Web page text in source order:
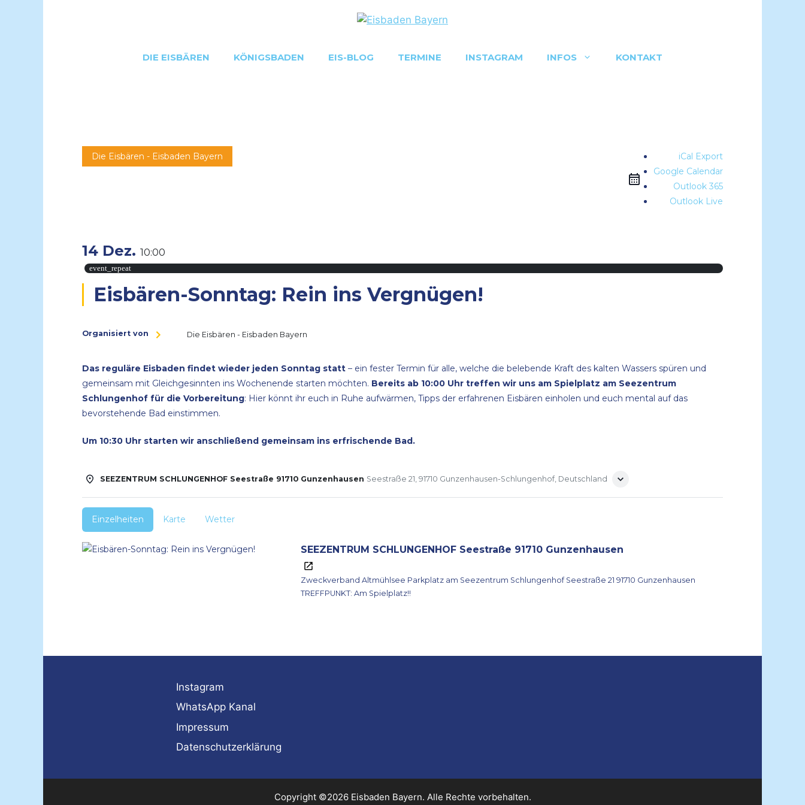
DIE EISBÄREN KÖNIGSBADEN EIS-BLOG TERMINE INSTAGRAM INFOS KONTAKT
Die Eisbären - Eisbaden Bayern
iCal Export
Google Calendar
Outlook 365
Outlook Live
14 Dez. 10:00
event_repeat
Eisbären-Sonntag: Rein ins Vergnügen!
Organisiert von Die Eisbären - Eisbaden Bayern
Das reguläre Eisbaden findet wieder jeden Sonntag statt – ein fester Termin für alle, welche die belebende Kraft des kalten Wassers spüren und
gemeinsam mit Gleichgesinnten ins Wochenende starten möchten. Bereits ab 10:00 Uhr treffen wir uns am Spielplatz am Seezentrum
Schlungenhof für die Vorbereitung: Hier könnt ihr euch in Ruhe aufwärmen, Tipps der erfahrenen Eisbären einholen und euch mental auf das
bevorstehende Bad einstimmen.
Um 10:30 Uhr starten wir anschließend gemeinsam ins erfrischende Bad.
SEEZENTRUM SCHLUNGENHOF Seestraße 91710 Gunzenhausen Seestraße 21, 91710 Gunzenhausen-Schlungenhof, Deutschland
Einzelheiten Karte Wetter
SEEZENTRUM SCHLUNGENHOF Seestraße 91710 Gunzenhausen
Zweckverband Altmühlsee Parkplatz am Seezentrum Schlungenhof Seestraße 21 91710 Gunzenhausen
TREFFPUNKT: Am Spielplatz!!
Instagram
WhatsApp Kanal
Impressum
Datenschutzerklärung
Copyright ©2026 Eisbaden Bayern. Alle Rechte vorbehalten.